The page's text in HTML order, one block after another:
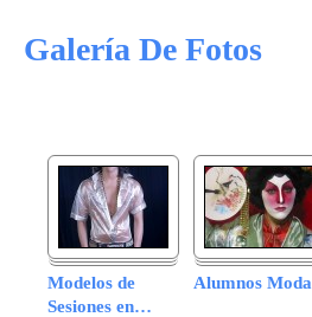
Galería De Fotos
Modelos de
Sesiones en…
Alumnos Moda